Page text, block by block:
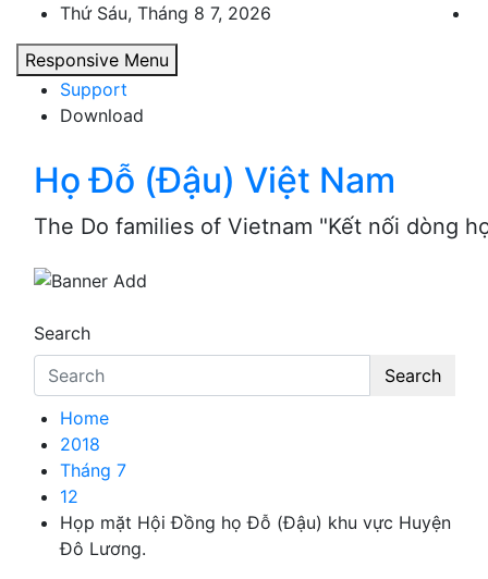
content
Thứ Sáu, Tháng 8 7, 2026
Responsive Menu
Support
Download
Họ Đỗ (Đậu) Việt Nam
The Do families of Vietnam "Kết nối dòng
Search
Search
Home
2018
Tháng 7
12
Họp mặt Hội Đồng họ Đỗ (Đậu) khu vực Huyện
Đô Lương.